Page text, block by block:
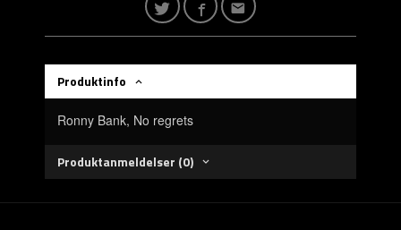
Produktinfo
Ronny Bank, No regrets
Produktanmeldelser (0)